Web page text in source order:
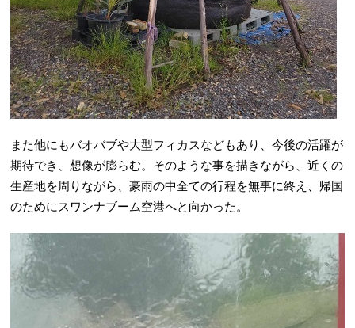
また他にもバオバブや大型フィカスなどもあり、今後の活躍が
期待でき、想像が膨らむ。そのような事を描きながら、近くの
生産地を周りながら、豪雨の中全ての行程を無事に終え、帰国
のためにスワンナブーム空港へと向かった。